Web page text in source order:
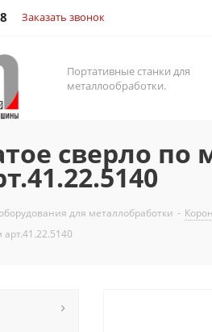
Заказать звонок
Портативные станки для
металлообработки.
сверло по
для металлобработки -